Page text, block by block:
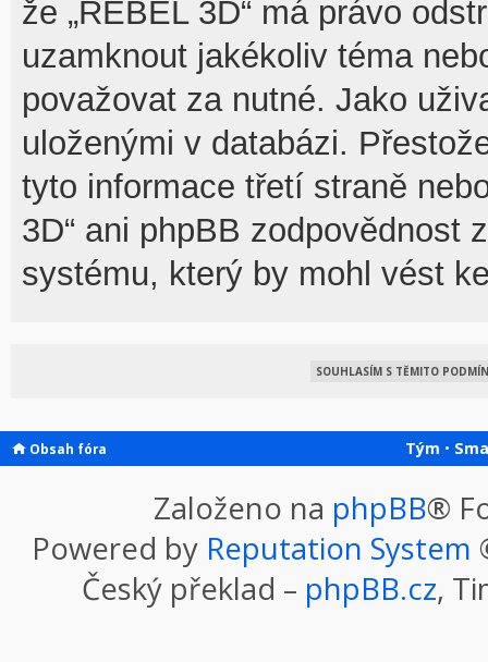
že „REBEL 3D“ má právo
uzamknout jakékoliv téma
považovat za nutné. Jako
uloženými v databázi.
tyto informace třetí straně
3D“ ani phpBB zodpovědnost
systému, který by mohl vést
Obsah fóra Tým •
Založeno na phpBB®
Powered by Reputation System
Český překlad – phpBB.cz,